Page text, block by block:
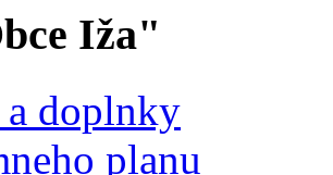
Iža"